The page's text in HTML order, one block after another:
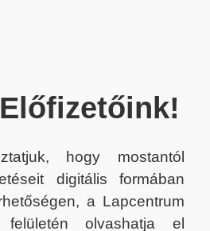
hogy mostantól
digitális formában
a Lapcentrum
olvashatja el